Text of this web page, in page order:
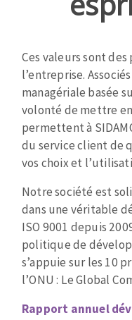
Disques fibre
Meules sur tige
Brosses
Meules de
Bandes sans fin
Rouleaux
Aspirateurs
MACHINES
Tronçonneuses
Scies à ruban
Perceuses
Tourets
Ces valeurs sont
l’entreprise.
managériale basée
volonté de mettre
permettent à
du service client de
vos choix et
Notre société est
dans une véritable
ISO 9001 depuis
politique de
s’appuie sur les 10
l’ONU : Le Global
Rapport annuel